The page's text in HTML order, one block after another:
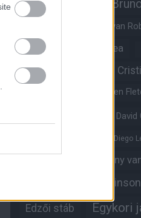
Brandon Williams
Bryan
Casemiro Chelsea
Christian Eriksen
Darren
David
Diego
Donny
Edzői stáb Egykori